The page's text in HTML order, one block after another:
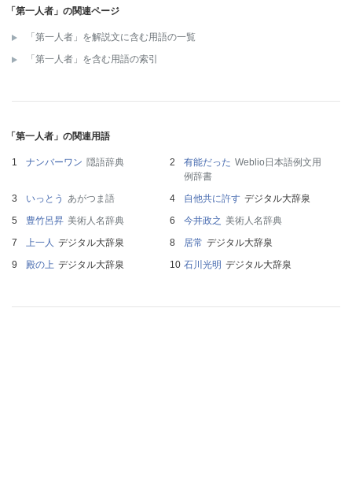
「第一人者」の関連ページ
「第一人者」を解説文に含む用語の一覧
「第一人者」を含む用語の索引
「第一人者」の関連用語
ナンバーワン 隠語辞典 有能だった Weblio日本語例文用
例辞書
いっとう あがつま語 自他共に許す デジタル大辞泉
豊竹呂昇 美術人名辞典 今井政之 美術人名辞典
上一人 デジタル大辞泉 居常 デジタル大辞泉
殿の上 デジタル大辞泉 石川光明 デジタル大辞泉